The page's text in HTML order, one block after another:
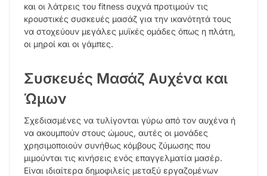
και οι λάτρεις του fitness συχνά προτιμούν τις
κρουστικές συσκευές μασάζ για την ικανότητά τους
να στοχεύουν μεγάλες μυϊκές ομάδες όπως η πλάτη,
οι μηροί και οι γάμπες.
Συσκευές Μασάζ Αυχένα και
Ώμων
Σχεδιασμένες να τυλίγονται γύρω από τον αυχένα ή
να ακουμπούν στους ώμους, αυτές οι μονάδες
χρησιμοποιούν συνήθως κόμβους ζύμωσης που
μιμούνται τις κινήσεις ενός επαγγελματία μασέρ.
Είναι ιδιαίτερα δημοφιλείς μεταξύ εργαζομένων